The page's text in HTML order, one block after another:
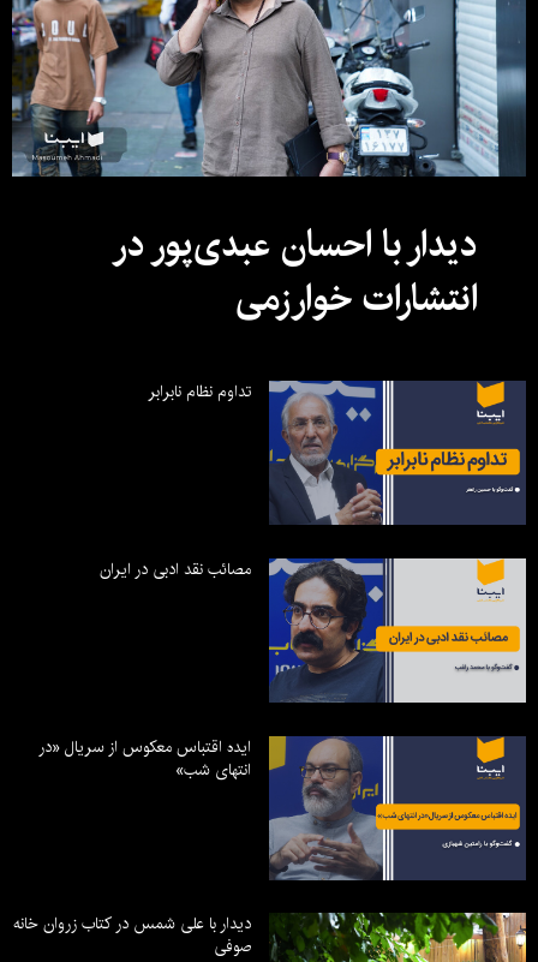
دیدار با احسان عبدی‌پور در
انتشارات خوارزمی
تداوم نظام نابرابر
مصائب نقد ادبی در ایران
ایده اقتباس معکوس از سریال «در
انتهای شب»
دیدار با علی شمس در کتاب زروان خانه
صوفی